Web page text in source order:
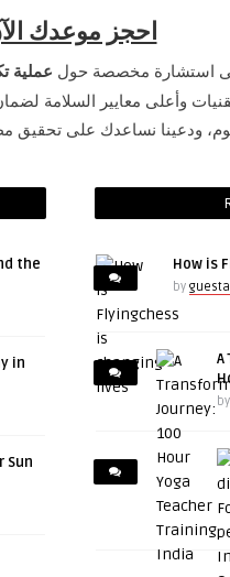
احجز موعدك
استشارة مخصصة حول عملية
وأعلى معايير السلامة
the
in
Sun
How is
by
A
by